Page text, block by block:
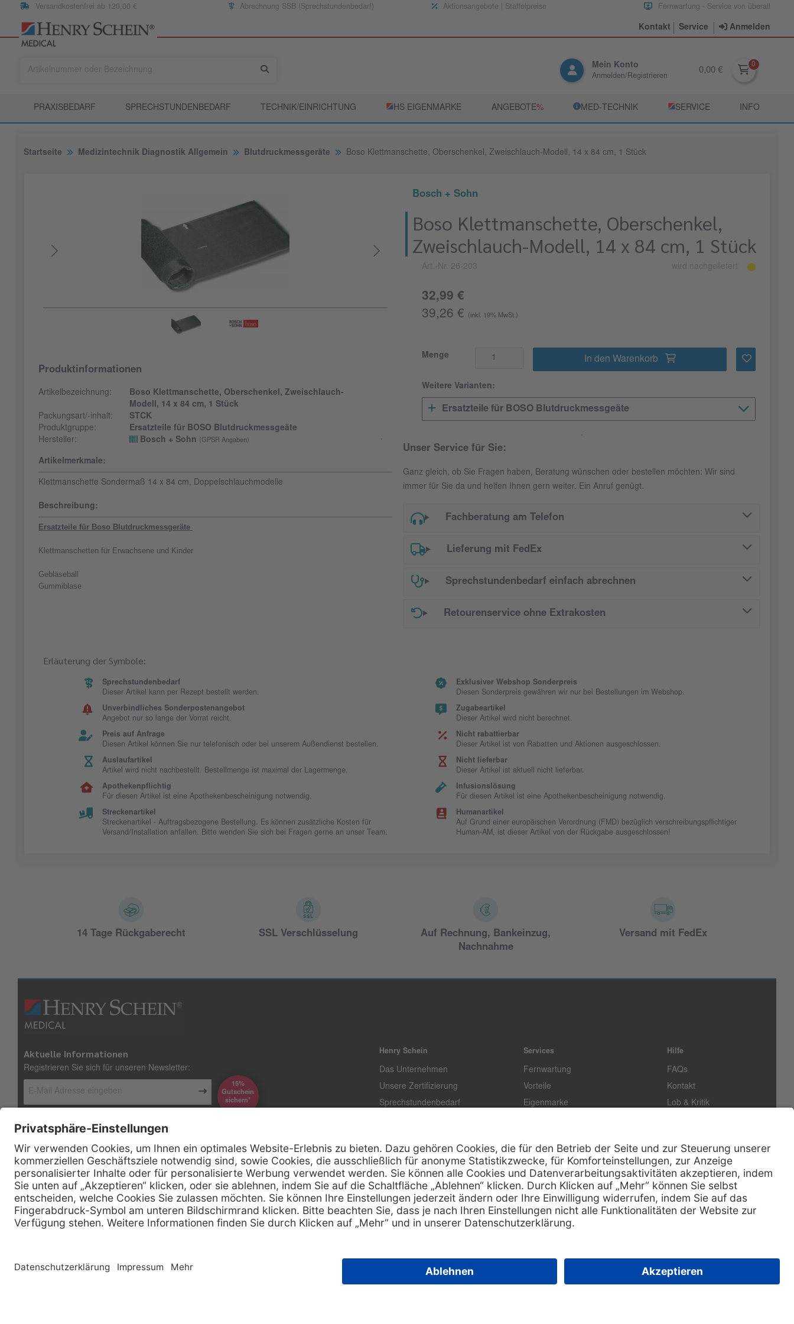
Versandkostenfrei ab 120,00 € Abrechnung SSB (Sprechstundenbedarf) Aktionsangebote | Staffelpreise Fernwartung - Service von überall
Kontakt Service Anmelden
Mein Konto
Anmelden/Registrieren
0,00 €
PRAXISBEDARF SPRECHSTUNDENBEDARF TECHNIK/EINRICHTUNG ­HS EIGENMARKE ANGEBOTE­% ­MED‑TECHNIK ­SERVICE INFO
Startseite Medizintechnik Diagnostik Allgemein Blutdruckmessgeräte Boso Klettmanschette, Oberschenkel, Zweischlauch-Modell, 14 x 84 cm, 1 Stück
Produktinformationen
Artikelbezeichnung:
Boso Klettmanschette, Oberschenkel, Zweischlauch-
Modell, 14 x 84 cm, 1 Stück
Packungsart/-inhalt:
STCK
Produktgruppe:
Ersatzteile für BOSO Blutdruckmessgeäte
Hersteller:
Bosch + Sohn (GPSR Angaben)
Artikelmerkmale:
Klettmanschette Sondermaß 14 x 84 cm, Doppelschlauchmodelle
Beschreibung:
Ersatzteile für Boso Blutdruckmessgeräte
Klettmanschetten für Erwachsene und Kinder
Gebläseball
Gummiblase
Bosch + Sohn
Boso Klettmanschette, Oberschenkel,
Zweischlauch-Modell, 14 x 84 cm, 1 Stück
Art.-Nr. 26-203 wird nachgeliefert
32,99 €
39,26 €
(inkl. 19% MwSt.)
Menge In den Warenkorb
Weitere Varianten:
Ersatzteile für BOSO Blutdruckmessgeäte
Unser Service für Sie:
Ganz gleich, ob Sie Fragen haben, Beratung wünschen oder bestellen möchten: Wir sind
immer für Sie da und helfen Ihnen gern weiter. Ein Anruf genügt.
Fachberatung am Telefon
Lieferung mit FedEx
Sprechstundenbedarf einfach abrechnen
Retourenservice ohne Extrakosten
Erläuterung der Symbole:
Sprechstundenbedarf
Dieser Artikel kann per Rezept bestellt werden.
Exklusiver Webshop Sonderpreis
Diesen Sonderpreis gewähren wir nur bei Bestellungen im Webshop.
Unverbindliches Sonderpostenangebot
Angebot nur so lange der Vorrat reicht.
Zugabeartikel
Dieser Artikel wird nicht berechnet.
Preis auf Anfrage
Diesen Artikel können Sie nur telefonisch oder bei unserem Außendienst bestellen.
Nicht rabattierbar
Dieser Artikel ist von Rabatten und Aktionen ausgeschlossen.
Auslaufartikel
Artikel wird nicht nachbestellt. Bestellmenge ist maximal der Lagermenge.
Nicht lieferbar
Dieser Artikel ist aktuell nicht lieferbar.
Apothekenpflichtig
Für diesen Artikel ist eine Apothekenbescheinigung notwendig.
Infusionslösung
Für diesen Artikel ist eine Apothekenbescheinigung notwendig.
Streckenartikel
Streckenartikel - Auftragsbezogene Bestellung. Es können zusätzliche Kosten für
Versand/Installation anfallen. Bitte wenden Sie sich bei Fragen gerne an unser Team.
Humanartikel
Auf Grund einer europäischen Verordnung (FMD) bezüglich verschreibungspflichtiger
Human-AM, ist dieser Artikel von der Rückgabe ausgeschlossen!
14 Tage Rückgaberecht SSL Verschlüsselung
Auf Rechnung, Bankeinzug,
Nachnahme
Versand mit FedEx
Aktuelle Informationen
Registrieren Sie sich für unseren Newsletter:
15%
Gutschein
*sichern
Kontakt
Firmensitz
Henry Schein Medical GmbH
Alt-Moabit 96 b
D-10559 Berlin
Telefon: 0800 - 888 777 6
E-Mail: info @ henryschein-med.de
Henry Schein
Das Unternehmen
Unsere Zertifizierung
Sprechstundenbedarf
Services
Fernwartung
Vorteile
Eigenmarke
Kataloge
Hilfe
FAQs
Kontakt
Lob & Kritik
E-Rechnung
Zertifikat Rechtliches
Impressum
Datenschutz